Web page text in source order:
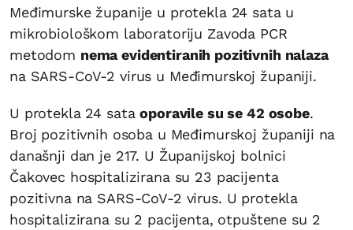
Međimurske županije u protekla 24 sata u
mikrobiološkom laboratoriju Zavoda PCR
metodom nema evidentiranih pozitivnih nalaza
na SARS-CoV-2 virus u Međimurskoj županiji.
U protekla 24 sataoporavile su se 42 osobe.
Broj pozitivnih osoba u Međimurskoj županiji na
današnji dan je 217. U Županijskoj bolnici
Čakovec hospitalizirana su 23 pacijenta
pozitivna na SARS-CoV-2 virus. U protekla
hospitalizirana su 2 pacijenta, otpuštene su 2